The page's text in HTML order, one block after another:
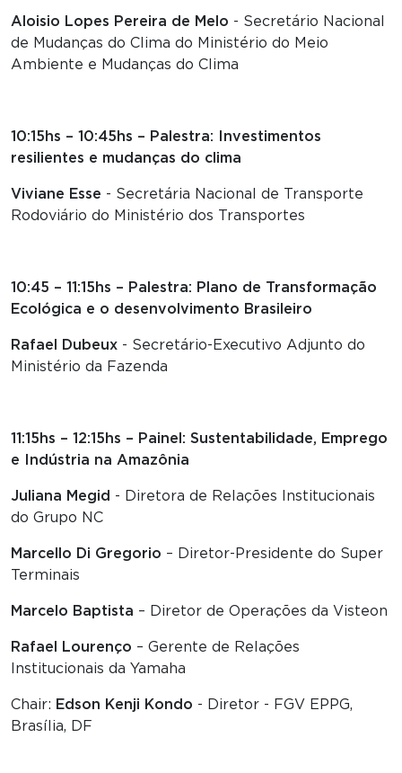
Aloisio Lopes Pereira de Melo - Secretário Nacional
de Mudanças do Clima do Ministério do Meio
Ambiente e Mudanças do Clima
10:15hs – 10:45hs – Palestra: Investimentos
resilientes e mudanças do clima
Viviane Esse - Secretária Nacional de Transporte
Rodoviário do Ministério dos Transportes
10:45 – 11:15hs – Palestra: Plano de Transformação
Ecológica e o desenvolvimento Brasileiro
Rafael Dubeux - Secretário-Executivo Adjunto do
Ministério da Fazenda
11:15hs – 12:15hs – Painel: Sustentabilidade, Emprego
e Indústria na Amazônia
Juliana Megid - Diretora de Relações Institucionais
do Grupo NC
Marcello Di Gregorio – Diretor-Presidente do Super
Terminais
Marcelo Baptista – Diretor de Operações da Visteon
Rafael Lourenço – Gerente de Relações
Institucionais da Yamaha
Chair: Edson Kenji Kondo - Diretor - FGV EPPG,
Brasília, DF